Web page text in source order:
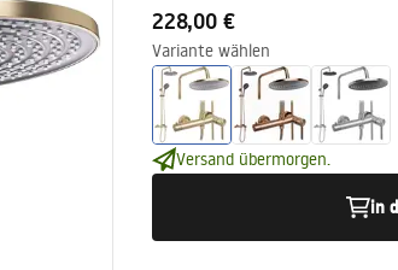
228,00 €
Variante wählen
Versand übermorgen.
in